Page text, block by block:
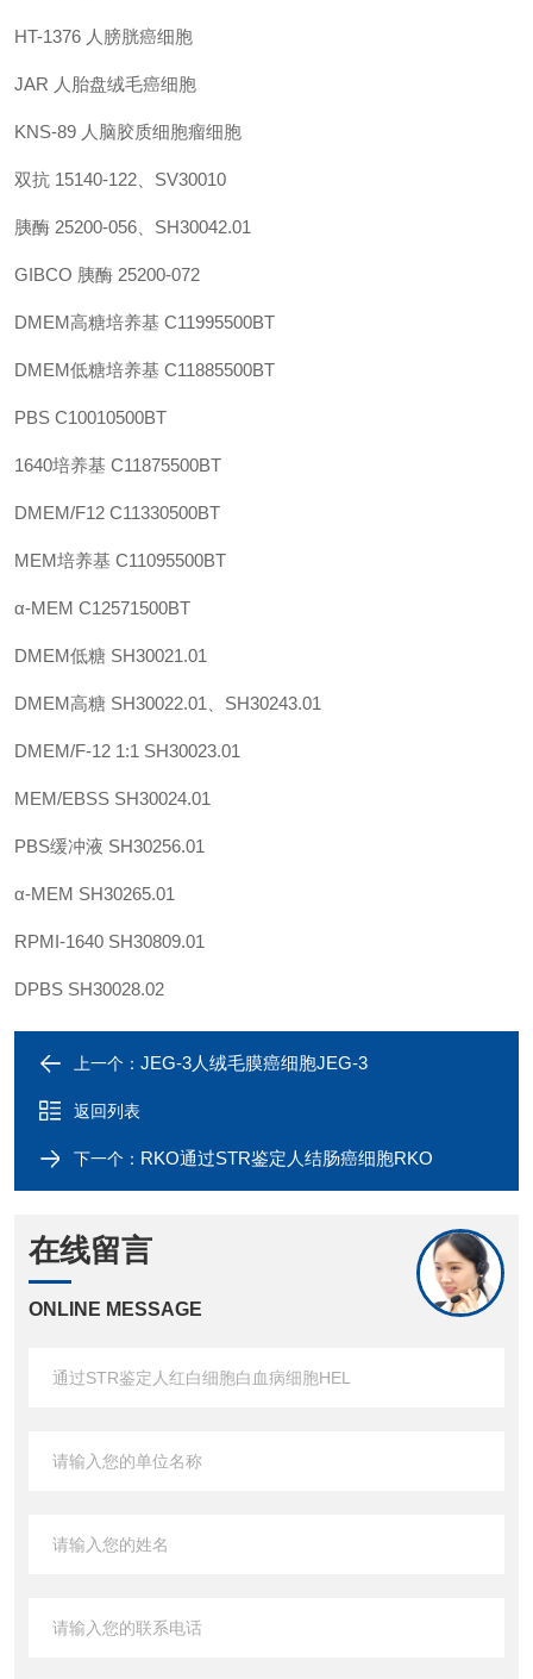
HT-1376 人膀胱癌细胞
JAR 人胎盘绒毛癌细胞
KNS-89 人脑胶质细胞瘤细胞
双抗 15140-122、SV30010
胰酶 25200-056、SH30042.01
GIBCO 胰酶 25200-072
DMEM高糖培养基 C11995500BT
DMEM低糖培养基 C11885500BT
PBS C10010500BT
1640培养基 C11875500BT
DMEM/F12 C11330500BT
MEM培养基 C11095500BT
α-MEM C12571500BT
DMEM低糖 SH30021.01
DMEM高糖 SH30022.01、SH30243.01
DMEM/F-12 1:1 SH30023.01
MEM/EBSS SH30024.01
PBS缓冲液 SH30256.01
α-MEM SH30265.01
RPMI-1640 SH30809.01
DPBS SH30028.02
上一个： JEG-3人绒毛膜癌细胞JEG-3
返回列表
下一个： RKO通过STR鉴定人结肠癌细胞RKO
在线留言
ONLINE MESSAGE